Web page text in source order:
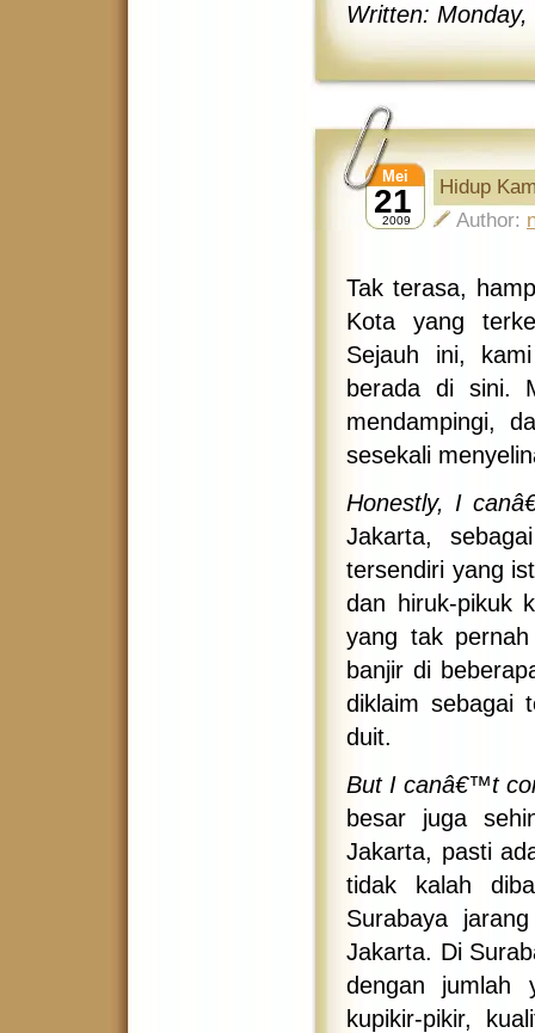
Written:
21
Mei
2009
Hidup
Author:
Tak terasa,
Kota yang
Sejauh ini,
berada di sini.
mendampingi,
sesekali
Honestly, I
Jakarta,
tersendiri yang
dan hiruk-pikuk
yang tak
banjir di
diklaim sebagai
duit.
But I canâ€™t
besar juga
Jakarta, pasti
tidak kalah
Surabaya
Jakarta. Di
dengan jumlah
kupikir-pikir,